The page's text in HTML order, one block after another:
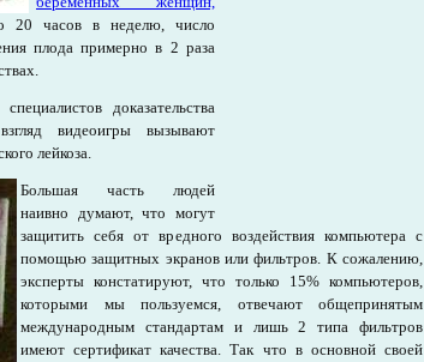
20 часов в неделю, число
плода примерно в 2 раза
доказательства
видеоигры вызывают
лейкоза.
Большая часть людей
наивно думают, что могут
защитить себя от вредного воздействия компьютера с
помощью защитных экранов или фильтров. К сожалению,
эксперты констатируют, что только 15% компьютеров,
которыми мы пользуемся, отвечают общепринятым
международным стандартам и лишь 2 типа фильтров
имеют сертификат качества. Так что в основной своей